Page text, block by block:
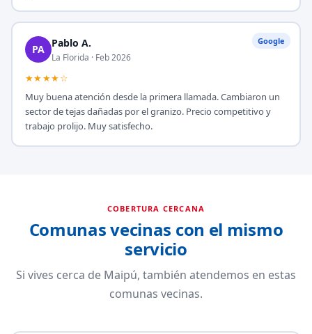
Google
PA Pablo A.
La Florida · Feb 2026
★★★★☆
Muy buena atención desde la primera llamada. Cambiaron un
sector de tejas dañadas por el granizo. Precio competitivo y
trabajo prolijo. Muy satisfecho.
COBERTURA CERCANA
Comunas vecinas con el mismo
servicio
Si vives cerca de Maipú, también atendemos en estas
comunas vecinas.